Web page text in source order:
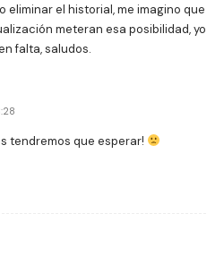
eliminar el historial, me imagino que
meteran esa posibilidad, yo
falta, saludos.
tendremos que esperar!